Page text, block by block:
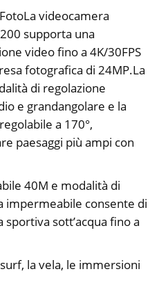
videocamera
supporta una
video fino a 4K/30FPS
fotografica di 24MP.La
di regolazione
e grandangolare e la
a 170°,
paesaggi più ampi con
40M e modalità di
impermeabile consente di
sott’acqua fino a
la vela, le immersioni